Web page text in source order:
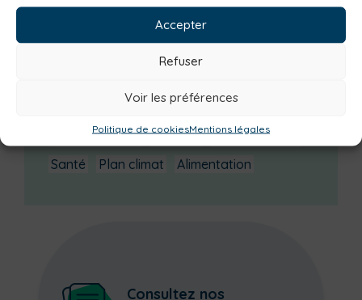
Accepter
Refuser
Voir les préférences
Politique de cookiesMentions légales
Numérique
Urbanisme
Réemploi
Magazine
Déchèteries
Environnement
Mobilité
Petite enfance
Santé
Plan climat Alimentation
Consultez nos